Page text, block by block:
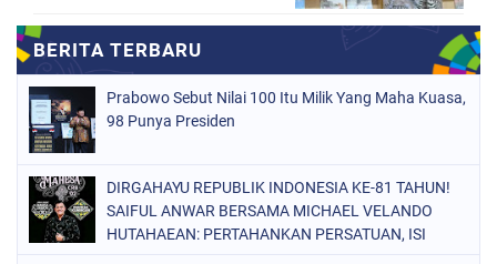
Prabowo Sebut Nilai 100 Itu Milik Yang Maha Kuasa,
98 Punya Presiden
DIRGAHAYU REPUBLIK INDONESIA KE-81 TAHUN!
SAIFUL ANWAR BERSAMA MICHAEL VELANDO
HUTAHAEAN: PERTAHANKAN PERSATUAN, ISI